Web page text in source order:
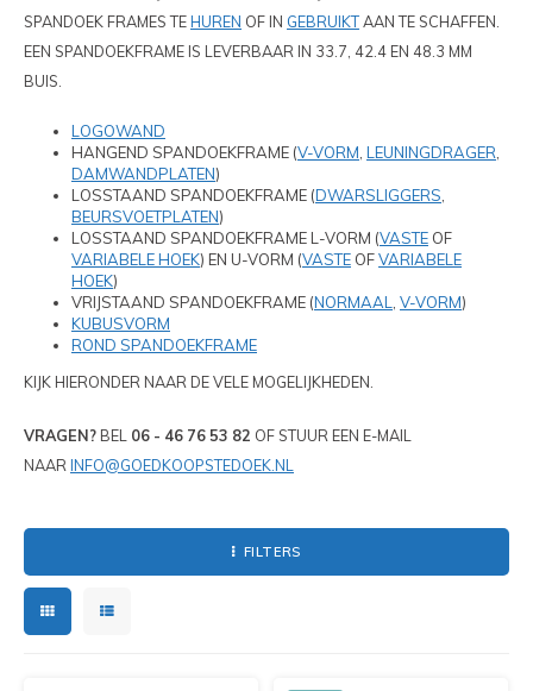
OPBERGKOFFERS EN TASSEN
PRESENTATIEBALIES
ZIPP
LOSSTAANDE FRAMES
TEXTIELFRAMES
ZIPPIT TUBEFRAMES
PIXLIP GO LED
PIXLIP GO BEURSSTANDS
SPANELASTIEKEN
STOEPBORDEN
SPANDOEKFRAME HUREN
TEXTIELFRAME HUREN
HUREN PIXLIP GO LED
HUREN PIXLIP GO BEURSSTANDS
STOEPBORDEN - GEBRUIKT
SPANDOEK FRAMES TEHUREN OF IN GEBRUIKTAAN TE SCHAFFEN.
EEN SPANDOEKFRAME IS LEVERBAAR IN 33.7, 42.4 EN 48.3 MM
BUIS.
LOGOWAND
HANGEND SPANDOEKFRAME (V-VORM LEUNINGDRAGER
DAMWANDPLATEN)
LOSSTAAND SPANDOEKFRAME (DWARSLIGGERS
BEURSVOETPLATEN)
LOSSTAAND SPANDOEKFRAME L-VORM (VASTE OF
VARIABELE HOEK) EN U-VORM (VASTE OFVARIABELE
HOEK)
VRIJSTAAND SPANDOEKFRAME (NORMAAL V-VORM)
KUBUSVORM
ROND SPANDOEKFRAME
KIJK HIERONDER NAAR DE VELE MOGELIJKHEDEN.
VRAGEN? BEL 06 - 46 76 53 82 OF STUUR EEN E-MAIL
NAAR INFO@GOEDKOOPSTEDOEK.NL
FILTERS